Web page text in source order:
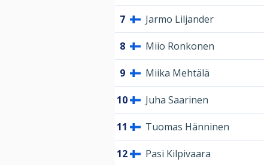
7 Jarmo Liljander
8 Miio Ronkonen
9 Miika Mehtälä
10 Juha Saarinen
11 Tuomas Hänninen
12 Pasi Kilpivaara